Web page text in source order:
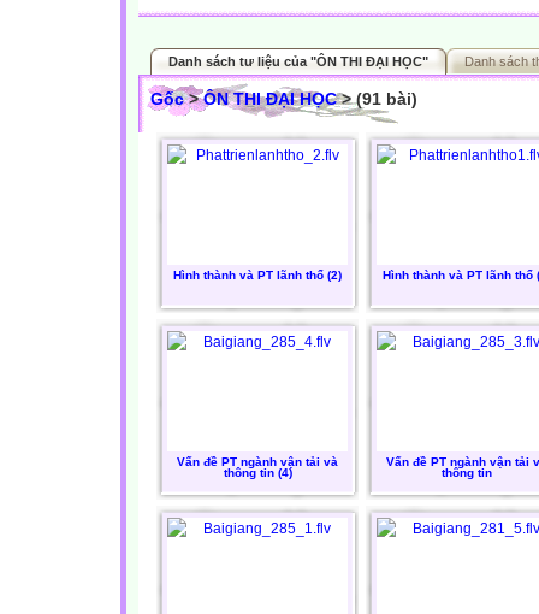
Danh sách tư liệu của "ÔN THI ĐẠI HỌC" Danh sách
Gốc>ÔN THI ĐẠI HỌC> (91 bài)
Hình thành và PT lãnh thổ (2) Hình thành và PT lãnh thổ
Vấn đề PT ngành vận tải và
thông tin (4)
Vấn đề PT ngành vận tải
thông tin